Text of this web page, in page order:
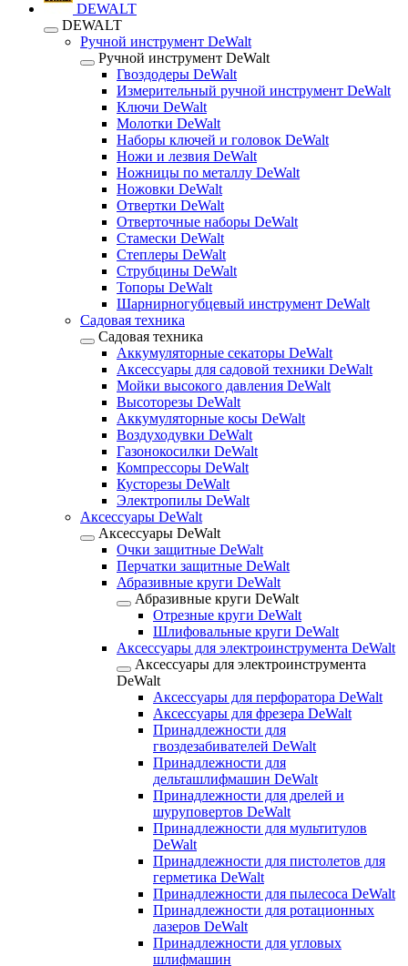
DEWALT
DEWALT
Ручной инструмент DeWalt
Ручной инструмент DeWalt
Гвоздодеры DeWalt
Измерительный ручной инструмент DeWalt
Ключи DeWalt
Молотки DeWalt
Наборы ключей и головок DeWalt
Ножи и лезвия DeWalt
Ножницы по металлу DeWalt
Ножовки DeWalt
Отвертки DeWalt
Отверточные наборы DeWalt
Стамески DeWalt
Степлеры DeWalt
Струбцины DeWalt
Топоры DeWalt
Шарнирногубцевый инструмент DeWalt
Садовая техника
Садовая техника
Аккумуляторные секаторы DeWalt
Аксессуары для садовой техники DeWalt
Мойки высокого давления DeWalt
Высоторезы DeWalt
Аккумуляторные косы DeWalt
Воздуходувки DeWalt
Газонокосилки DeWalt
Компрессоры DeWalt
Кусторезы DeWalt
Электропилы DeWalt
Аксессуары DeWalt
Аксессуары DeWalt
Очки защитные DeWalt
Перчатки защитные DeWalt
Абразивные круги DeWalt
Абразивные круги DeWalt
Отрезные круги DeWalt
Шлифовальные круги DeWalt
Аксессуары для электроинструмента DeWalt
Аксессуары для электроинструмента
DeWalt
Аксессуары для перфоратора DeWalt
Аксессуары для фрезера DeWalt
Принадлежности для
гвоздезабивателей DeWalt
Принадлежности для
дельташлифмашин DeWalt
Принадлежности для дрелей и
шуруповертов DeWalt
Принадлежности для мультитулов
DeWalt
Принадлежности для пистолетов для
герметика DeWalt
Принадлежности для пылесоса DeWalt
Принадлежности для ротационных
лазеров DeWalt
Принадлежности для угловых
шлифмашин